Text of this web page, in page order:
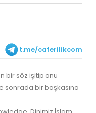
t.me/caferilikcom
bir söz işitip onu
sonrada bir başkasına